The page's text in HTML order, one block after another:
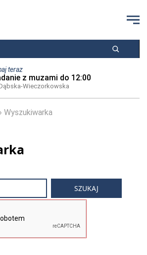
teraz
z muzami do 12:00
Wieczorkowska
Wyszukiwarka